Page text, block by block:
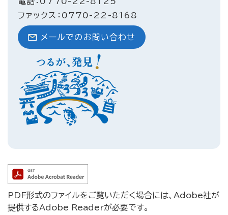
ファックス：0770-22-8168
メールでのお問い合わせ
PDF形式のファイルをご覧いただく場合には、Adobe社が
提供するAdobe Readerが必要です。